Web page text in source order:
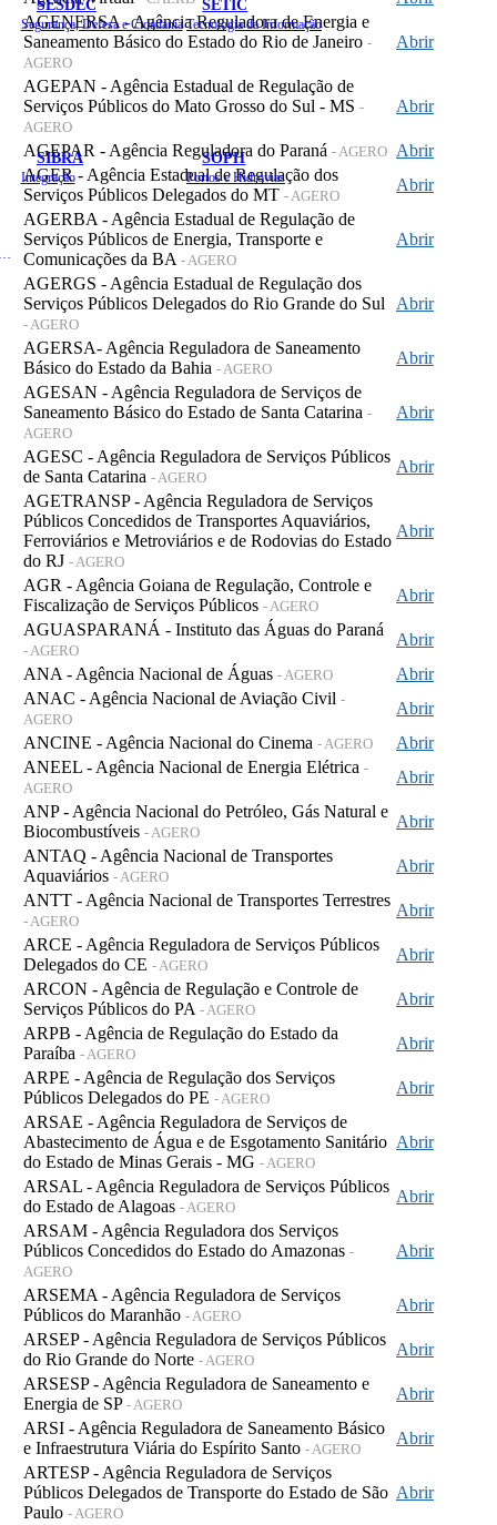
SESDEC
Segurança, Defesa e Cidadania
SETIC
Tecnologia da Informação
SIBRA
Integração
SOPH
Portos e Hidrovias
AGENERSA - Agência Reguladora de Energia e
Saneamento Básico do Estado do Rio de Janeiro -
AGERO
Abrir
AGEPAN - Agência Estadual de Regulação de
Serviços Públicos do Mato Grosso do Sul - MS -
AGERO
Abrir
AGEPAR - Agência Reguladora do Paraná - AGERO Abrir
AGER - Agência Estadual de Regulação dos
Serviços Públicos Delegados do MT - AGERO
Abrir
AGERBA - Agência Estadual de Regulação de
Serviços Públicos de Energia, Transporte e
Comunicações da BA - AGERO
Abrir
AGERGS - Agência Estadual de Regulação dos
Serviços Públicos Delegados do Rio Grande do Sul
- AGERO
Abrir
AGERSA- Agência Reguladora de Saneamento
Básico do Estado da Bahia - AGERO
Abrir
AGESAN - Agência Reguladora de Serviços de
Saneamento Básico do Estado de Santa Catarina -
AGERO
Abrir
AGESC - Agência Reguladora de Serviços Públicos
de Santa Catarina - AGERO
Abrir
AGETRANSP - Agência Reguladora de Serviços
Públicos Concedidos de Transportes Aquaviários,
Ferroviários e Metroviários e de Rodovias do Estado
do RJ - AGERO
Abrir
AGR - Agência Goiana de Regulação, Controle e
Fiscalização de Serviços Públicos - AGERO
Abrir
AGUASPARANÁ - Instituto das Águas do Paraná
- AGERO
Abrir
ANA - Agência Nacional de Águas - AGERO
Abrir
ANAC - Agência Nacional de Aviação Civil -
AGERO
Abrir
ANCINE - Agência Nacional do Cinema - AGERO
Abrir
ANEEL - Agência Nacional de Energia Elétrica -
AGERO
Abrir
ANP - Agência Nacional do Petróleo, Gás Natural e
Biocombustíveis - AGERO
Abrir
ANTAQ - Agência Nacional de Transportes
Aquaviários - AGERO
Abrir
ANTT - Agência Nacional de Transportes Terrestres
- AGERO
Abrir
ARCE - Agência Reguladora de Serviços Públicos
Delegados do CE - AGERO
Abrir
ARCON - Agência de Regulação e Controle de
Serviços Públicos do PA - AGERO
Abrir
ARPB - Agência de Regulação do Estado da
Paraíba - AGERO
Abrir
ARPE - Agência de Regulação dos Serviços
Públicos Delegados do PE - AGERO
Abrir
ARSAE - Agência Reguladora de Serviços de
Abastecimento de Água e de Esgotamento Sanitário
do Estado de Minas Gerais - MG - AGERO
Abrir
ARSAL - Agência Reguladora de Serviços Públicos
do Estado de Alagoas - AGERO
Abrir
ARSAM - Agência Reguladora dos Serviços
Públicos Concedidos do Estado do Amazonas -
AGERO
Abrir
ARSEMA - Agência Reguladora de Serviços
Públicos do Maranhão - AGERO
Abrir
ARSEP - Agência Reguladora de Serviços Públicos
do Rio Grande do Norte - AGERO
Abrir
ARSESP - Agência Reguladora de Saneamento e
Energia de SP - AGERO
Abrir
ARSI - Agência Reguladora de Saneamento Básico
e Infraestrutura Viária do Espírito Santo - AGERO
Abrir
ARTESP - Agência Reguladora de Serviços
Públicos Delegados de Transporte do Estado de São
Paulo - AGERO
Abrir